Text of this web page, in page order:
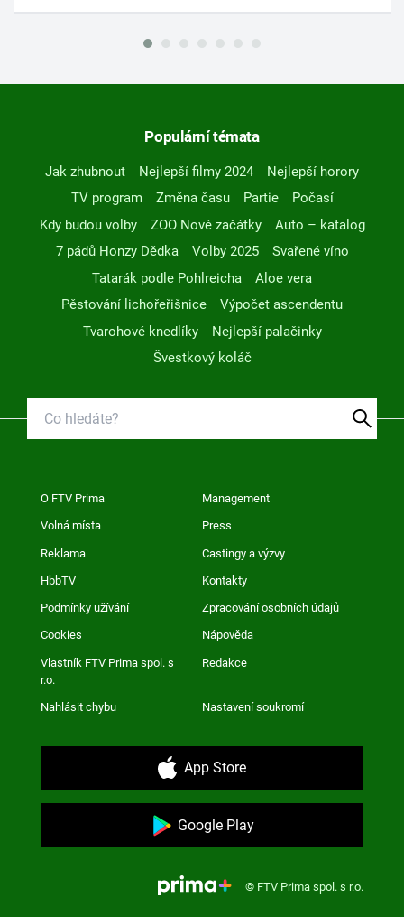
Populární témata
Jak zhubnout Nejlepší filmy 2024
Nejlepší horory
TV program
Změna času Partie
Počasí
Kdy budou volby
ZOO Nové začátky
Auto – katalog
7 pádů Honzy Dědka
Volby 2025
Svařené víno
Tatarák podle Pohlreicha
Aloe vera
Pěstování lichořeřišnice
Výpočet ascendentu
Tvarohové knedlíky
Nejlepší palačinky
Švestkový koláč
O FTV Prima Management
Volná místa Press
Reklama Castingy a výzvy
HbbTV Kontakty
Podmínky užívání Zpracování osobních údajů
Cookies Nápověda
Vlastník FTV Prima spol. s
r.o.
Redakce
Nahlásit chybu Nastavení soukromí
App Store
Google Play
© FTV Prima spol. s r.o.